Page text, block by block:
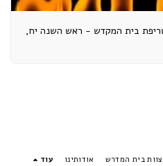
בית המקדש - ראש השנה יח,
צוות בית המדרש אודותינו עוד